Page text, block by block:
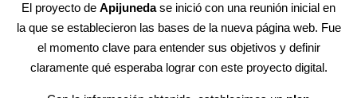
El proyecto de Apijunedase inició con una reunión inicial en
la que se establecieron las bases de la nueva página web. Fue
el momento clave para entender sus objetivos y definir
claramente qué esperaba lograr con este proyecto digital.